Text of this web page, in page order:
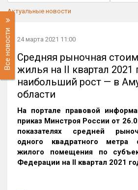
Актуальные новости
Все новости 24 марта 2021 11:00
Средняя рыночная
жилья на II квартал 2021
наибольший рост — в
области
На портале правовой
приказ Минстроя России от
показателях средней
одного квадратного
жилого помещения по
Федерации на II квартал 2021